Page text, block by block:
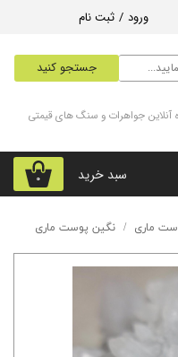
جستجو کنید
ورود / ثبت نام
۰ سبد خرید
آنلاین جواهرات و سنگ های قیمتی
ماری نگین پوست ماری